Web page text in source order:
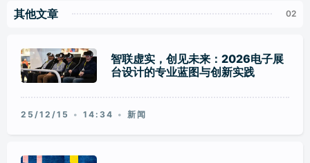
其他文章
智联虚实，创见未来：2026电子展
台设计的专业蓝图与创新实践
25/12/15 14:34 新闻